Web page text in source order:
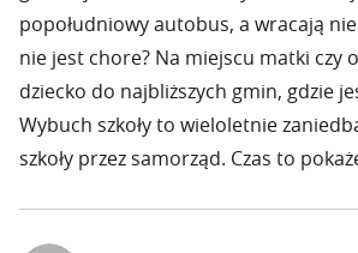
popołudniowy autobus, a wracają
nie jest chore? Na miejscu matki czy
dziecko do najbliższych gmin, gdzie
Wybuch szkoły to wieloletnie
szkoły przez samorząd. Czas to